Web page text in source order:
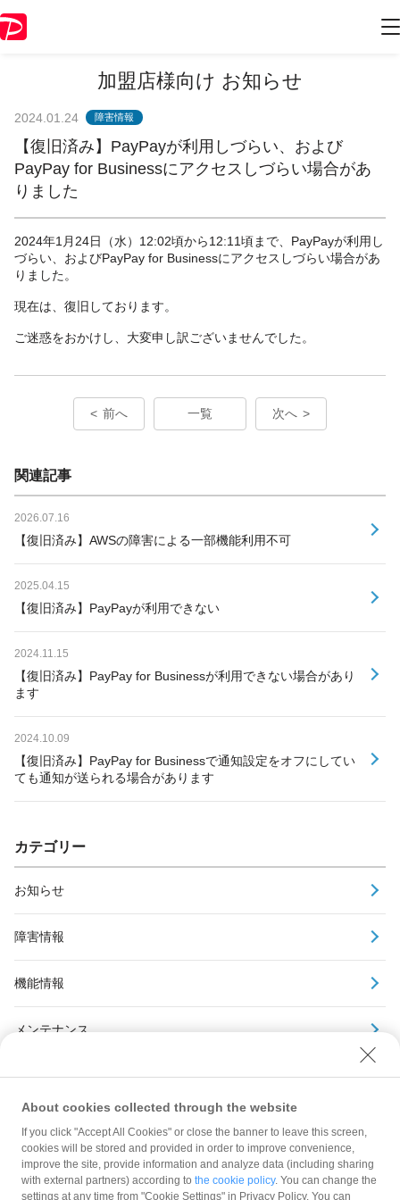
加盟店様向け お知らせ
2024.01.24 障害情報
【復旧済み】PayPayが利用しづらい、および
PayPay for Businessにアクセスしづらい場合があ
りました
2024年1月24日（水）12:02頃から12:11頃まで、PayPayが利用し
づらい、およびPayPay for Businessにアクセスしづらい場合があ
りました。
現在は、復旧しております。
ご迷惑をおかけし、大変申し訳ございませんでした。
前へ 一覧 次へ
関連記事
2026.07.16
【復旧済み】AWSの障害による一部機能利用不可
2025.04.15
【復旧済み】PayPayが利用できない
2024.11.15
【復旧済み】PayPay for Businessが利用できない場合があり
ます
2024.10.09
【復旧済み】PayPay for Businessで通知設定をオフにしてい
ても通知が送られる場合があります
カテゴリー
お知らせ
障害情報
機能情報
メンテナンス
規約
About cookies collected through the website
If you click "Accept All Cookies" or close the banner to leave this screen,
cookies will be stored and provided in order to improve convenience,
improve the site, provide information and analyze data (including sharing
with external partners) according to the cookie policy. You can change the
settings at any time from "Cookie Settings" in Privacy Policy. You can